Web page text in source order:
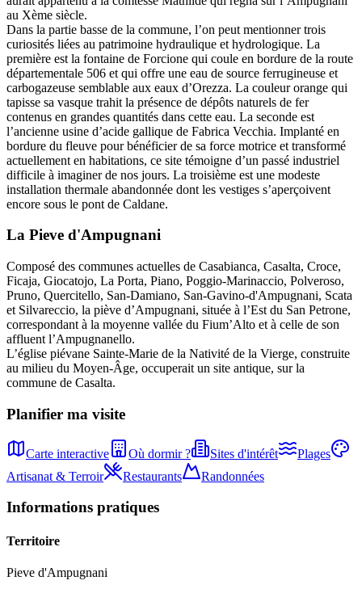
au Xème siècle.
Dans la partie basse de la commune, l’on peut mentionner trois
curiosités liées au patrimoine hydraulique et hydrologique. La
première est la fontaine de Forcione qui coule en bordure de la route
départementale 506 et qui offre une eau de source ferrugineuse et
carbogazeuse semblable aux eaux d’Orezza. La couleur orange qui
tapisse sa vasque trahit la présence de dépôts naturels de fer
contenus en grandes quantités dans cette eau. La seconde est
l’ancienne usine d’acide gallique de Fabrica Vecchia. Implanté en
bordure du fleuve pour bénéficier de sa force motrice et transformé
actuellement en habitations, ce site témoigne d’un passé industriel
difficile à imaginer de nos jours. La troisième est une modeste
installation thermale abandonnée dont les vestiges s’aperçoivent
encore sous le pont de Caldane.
La Pieve d'Ampugnani
Composé des communes actuelles de Casabianca, Casalta, Croce,
Ficaja, Giocatojo, La Porta, Piano, Poggio-Marinaccio, Polveroso,
Pruno, Quercitello, San-Damiano, San-Gavino-d'Ampugnani, Scata
et Silvareccio, la piève d’Ampugnani, située à l’Est du San Petrone,
correspondant à la moyenne vallée du Fium’Alto et à celle de son
affluent l’Ampugnanello.
L’église piévane Sainte-Marie de la Nativité de la Vierge, construite
au milieu du Moyen-Âge, occuperait un site antique, sur la
commune de Casalta.
Planifier ma visite
Carte interactive Où dormir ? Sites d'intérêt
Plages
Artisanat & Terroir
Restaurants Randonnées
Informations pratiques
Territoire
Pieve d'Ampugnani